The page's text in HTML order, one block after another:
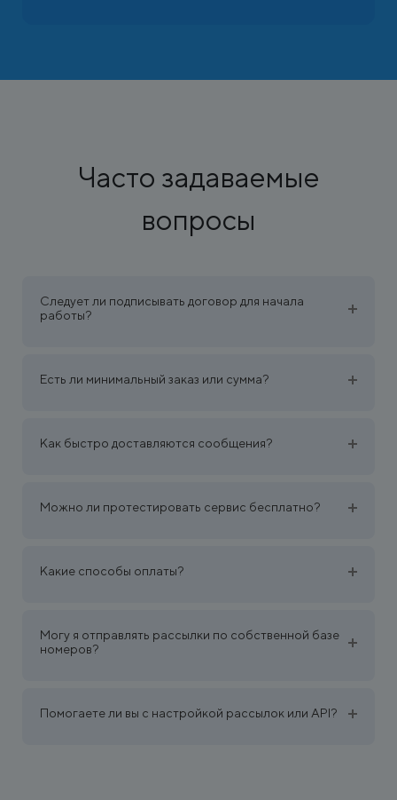
Часто задаваемые
вопросы
Следует ли подписывать договор для начала
работы?
Есть ли минимальный заказ или сумма?
Как быстро доставляются сообщения?
Можно ли протестировать сервис бесплатно?
Какие способы оплаты?
Могу я отправлять рассылки по собственной базе
номеров?
Помогаете ли вы с настройкой рассылок или API?